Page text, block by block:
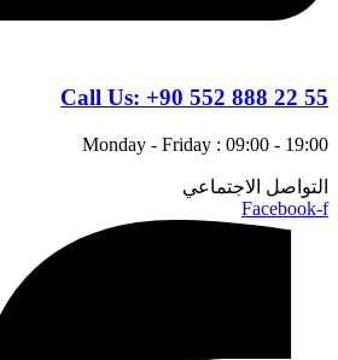
Call Us: +90 552 888 22 55
Monday - Friday : 09:00 - 19:00
التواصل الاجتماعي
Facebook-f